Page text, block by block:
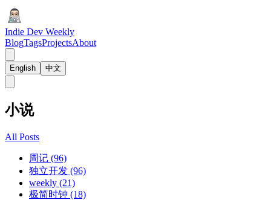
Indie Dev Weekly
BlogTagsProjectsAbout
English 中文
小说
All Posts
周记 (96)
独立开发 (96)
weekly (21)
极简时钟 (18)